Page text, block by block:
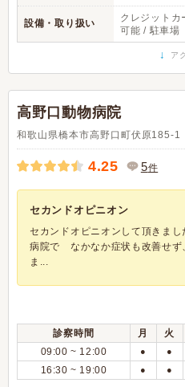
設備・取り扱い
クレジット
可能 / 駐車場
↓ ア
高野口動物病院
和歌山県橋本市高野口町伏原185-1
4.25 5件
セカンドオピニオン
セカンドオピニオンして頂きま
病院で なかなか症状も改善せず
ま...
診察時間 月 火
09:00 ~ 12:00
● ●
16:30 ~ 19:00 ● ●